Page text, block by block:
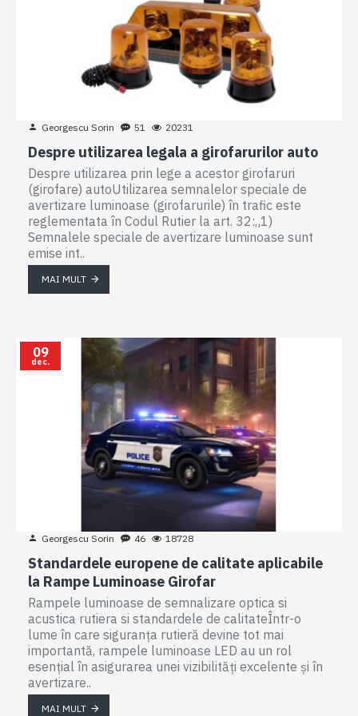
Georgescu Sorin 51 20231
Despre utilizarea legala a girofarurilor auto
Despre utilizarea prin lege a acestor girofaruri
(girofare) autoUtilizarea semnalelor speciale de
avertizare luminoase (girofarurile) în trafic este
reglementata în Codul Rutier la art. 32:„1)
Semnalele speciale de avertizare luminoase sunt
emise int..
MAI MULT
09
dec.
Georgescu Sorin 46 18728
Standardele europene de calitate aplicabile
la Rampe Luminoase Girofar
Rampele luminoase de semnalizare optica si
acustica rutiera si standardele de calitateÎntr-o
lume în care siguranța rutieră devine tot mai
importantă, rampele luminoase LED au un rol
esențial în asigurarea unei vizibilități excelente și în
avertizare..
MAI MULT